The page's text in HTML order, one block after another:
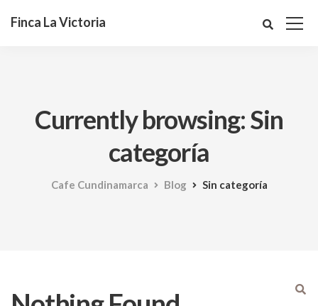
Finca La Victoria
Currently browsing: Sin
categoría
Cafe Cundinamarca Blog Sin categoría